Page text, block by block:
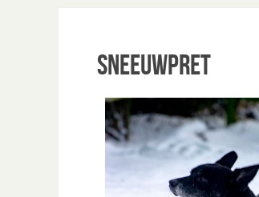
Sneeuwpret